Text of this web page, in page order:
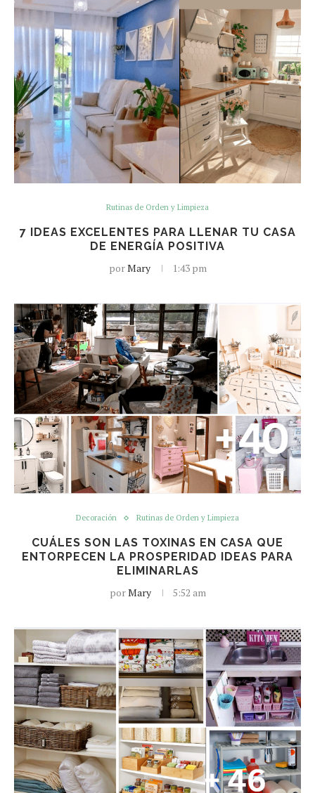
Rutinas de Orden y Limpieza
7 IDEAS EXCELENTES PARA LLENAR TU CASA
DE ENERGÍA POSITIVA
porMary 1:43 pm
Decoración Rutinas de Orden y Limpieza
CUÁLES SON LAS TOXINAS EN CASA QUE
ENTORPECEN LA PROSPERIDAD IDEAS PARA
ELIMINARLAS
porMary 5:52 am